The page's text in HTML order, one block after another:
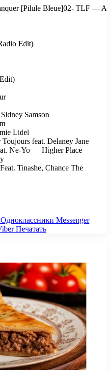
[Pilule Bleue]02- TLF — A
Edit)
Samson
Lidel
feat. Delaney Jane
Ne-Yo — Higher Place
Tinashe, Chance The
Одноклассники Messenger
Печатать